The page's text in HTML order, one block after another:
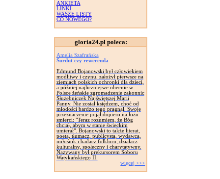
ANKIETA
LINKI
WASZE LISTY
CO NOWEGO?
gloria24.pl poleca:
Amelia Szafrańska
Surdut czy rewerenda
Edmund Bojanowski był człowiekiem
modlitwy i czynu, założył pierwsze na
ziemiach polskich ochronki dla dzieci,
a później najliczniejsze obecnie w
Polsce żeńskie zgromadzenie zakonnic
Służebniczek Najświętszej Marii
Panny. Nie został księdzem, choć od
młodości bardzo tego pragnął. Swoje
przeznaczenie pojął dopiero na łożu
smierci: "Teraz rozumiem, że Bóg
chciał, abym w stanie świeckim
umierał". Bojanowski to także literat,
poeta, tłumacz, publicysta, wydawca,
miłośnik i badacz folkloru, działacz
kulturalny, społeczny i charytatywny.
Nazywany był prekursorem Soboru
Watykańskiego II.
więcej >>>